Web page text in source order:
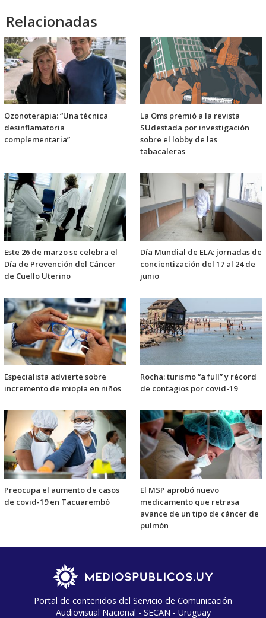
Relacionadas
Ozonoterapia: “Una técnica
desinflamatoria
complementaria”
La Oms premió a la revista
SUdestada por investigación
sobre el lobby de las
tabacaleras
Este 26 de marzo se celebra el
Día de Prevención del Cáncer
de Cuello Uterino
Día Mundial de ELA: jornadas de
concientización del 17 al 24 de
junio
Especialista advierte sobre
incremento de miopía en niños
Rocha: turismo “a full” y récord
de contagios por covid-19
Preocupa el aumento de casos
de covid-19 en Tacuarembó
El MSP aprobó nuevo
medicamento que retrasa
avance de un tipo de cáncer de
pulmón
Portal de contenidos del Servicio de Comunicación
Audiovisual Nacional - SECAN - Uruguay